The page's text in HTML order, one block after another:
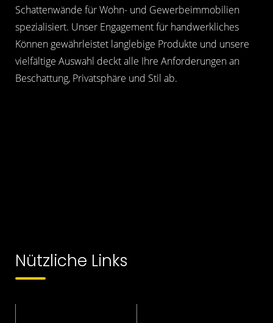
Schattenwände für Wohn- und Gewerbeimmobilien
spezialisiert. Unser Engagement für handwerkliches
Können gewährleistet langlebige Produkte und unsere
vielfältige Auswahl deckt alle Ihre Anforderungen an
Beschattung, Privatsphäre und Stil ab.
Nützliche Links